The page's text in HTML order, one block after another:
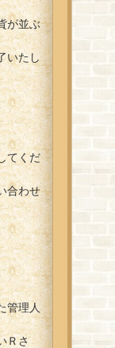
が並ぶ
いたし
てくだ
合わせ
管理人
Ｒさ